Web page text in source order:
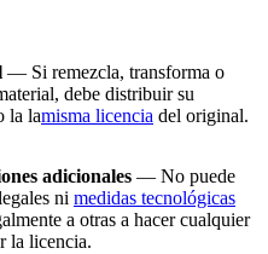
— Si remezcla, transforma o
debe distribuir su
la lamisma licencia del original.
adicionales — No puede
ni medidas tecnológicas
a otras a hacer cualquier
la licencia.